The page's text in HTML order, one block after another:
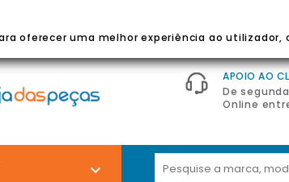
APOIO AO
De
Online

oferecer uma melhor experiência ao